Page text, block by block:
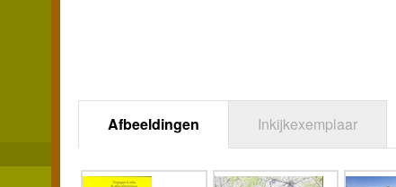
Afbeeldingen Inkijkexemplaar